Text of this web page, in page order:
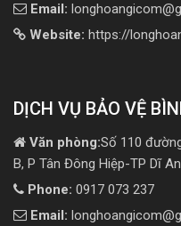
Email:
Website: https://
DỊCH VỤ BẢO VỆ
Văn phòng:Số 110
B, P Tân Đông Hiệp-TP Dĩ
Phone: 0917 073 237
Email: